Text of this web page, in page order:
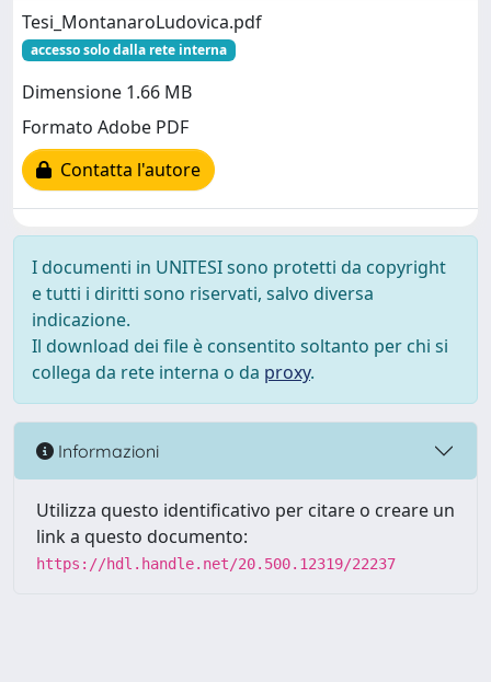
Tesi_MontanaroLudovica.pdf
accesso solo dalla rete interna
Dimensione 1.66 MB
Formato Adobe PDF
Contatta l'autore
I documenti in UNITESI sono protetti da copyright
e tutti i diritti sono riservati, salvo diversa
indicazione.
Il download dei file è consentito soltanto per chi si
collega da rete interna o da proxy.
Informazioni
Utilizza questo identificativo per citare o creare un
link a questo documento:
https://hdl.handle.net/20.500.12319/22237